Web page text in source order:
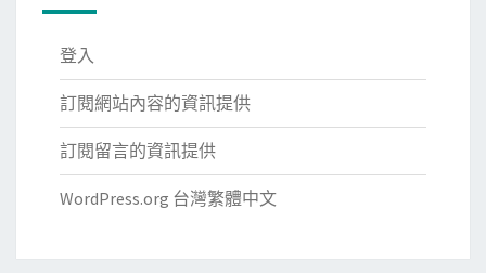
登入
訂閱網站內容的資訊提供
訂閱留言的資訊提供
WordPress.org 台灣繁體中文